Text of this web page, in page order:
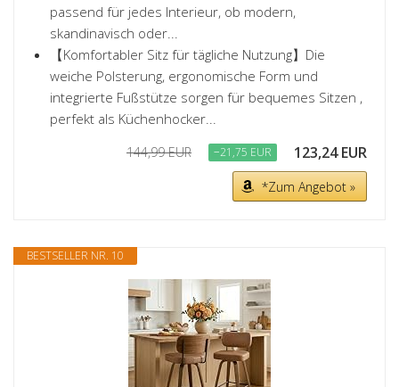
passend für jedes Interieur, ob modern,
skandinavisch oder...
【Komfortabler Sitz für tägliche Nutzung】Die
weiche Polsterung, ergonomische Form und
integrierte Fußstütze sorgen für bequemes Sitzen ,
perfekt als Küchenhocker...
144,99 EUR −21,75 EUR 123,24 EUR
*Zum Angebot »
BESTSELLER NR. 10